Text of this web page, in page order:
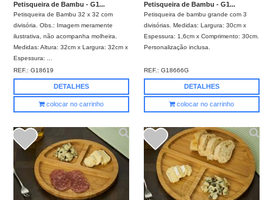
Petisqueira de Bambu - G1...
Petisqueira de Bambu 32 x 32 com
divisória. Obs.: Imagem meramente
ilustrativa, não acompanha molheira.
Medidas: Altura: 32cm x Largura: 32cm x
Espessura: ...
REF.:G18619
DETALHES
colocar no carrinho
Petisqueira de Bambu - G1...
Petisqueira de bambu grande com 3
divisórias. Medidas: Largura: 30cm x
Espessura: 1,6cm x Comprimento: 30cm.
Personalização inclusa.
REF.:G18666G
DETALHES
colocar no carrinho